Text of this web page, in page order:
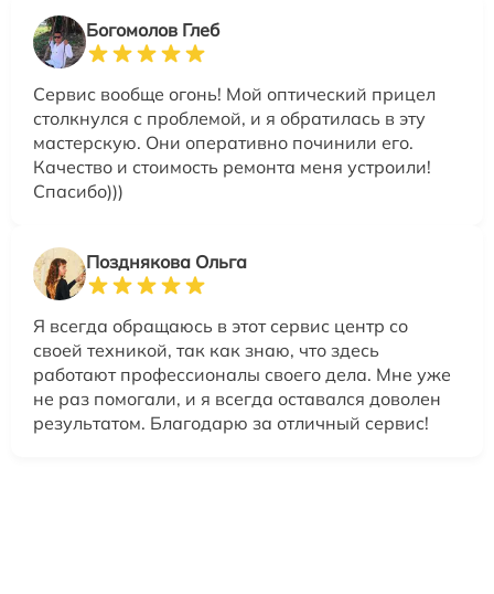
Богомолов Глеб
Сервис вообще огонь! Мой оптический прицел
столкнулся с проблемой, и я обратилась в эту
мастерскую. Они оперативно починили его.
Качество и стоимость ремонта меня устроили!
Спасибо)))
Позднякова Ольга
Я всегда обращаюсь в этот сервис центр со
своей техникой, так как знаю, что здесь
работают профессионалы своего дела. Мне уже
не раз помогали, и я всегда оставался доволен
результатом. Благодарю за отличный сервис!